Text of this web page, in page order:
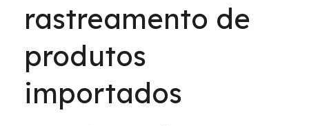
rastreamento de
produtos
importados